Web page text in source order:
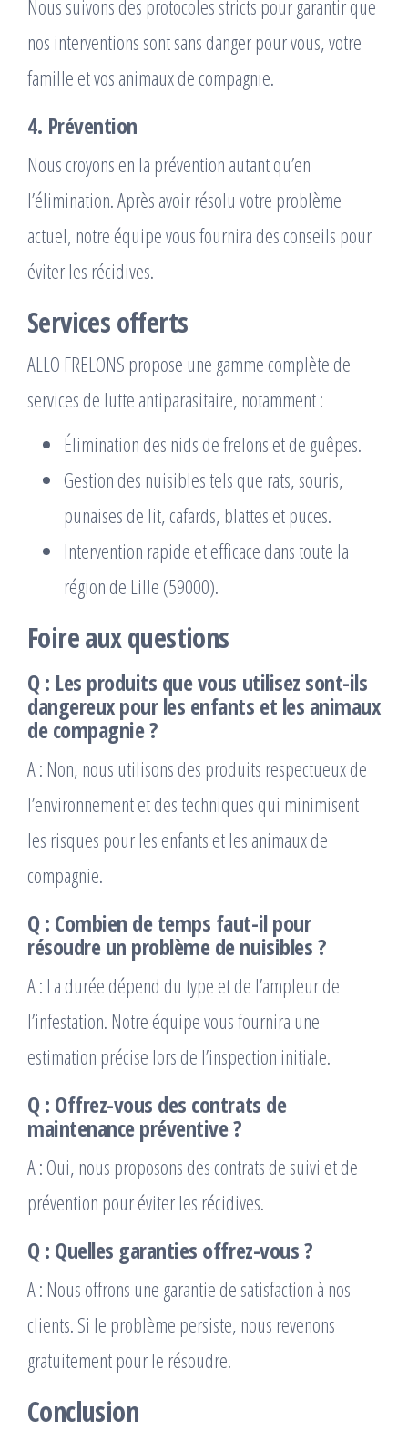
Nous suivons des protocoles stricts pour garantir que
nos interventions sont sans danger pour vous, votre
famille et vos animaux de compagnie.
4. Prévention
Nous croyons en la prévention autant qu’en
l’élimination. Après avoir résolu votre problème
actuel, notre équipe vous fournira des conseils pour
éviter les récidives.
Services offerts
ALLO FRELONS propose une gamme complète de
services de lutte antiparasitaire, notamment :
Élimination des nids de frelons et de guêpes.
Gestion des nuisibles tels que rats, souris,
punaises de lit, cafards, blattes et puces.
Intervention rapide et efficace dans toute la
région de Lille (59000).
Foire aux questions
Q : Les produits que vous utilisez sont-ils
dangereux pour les enfants et les animaux
de compagnie ?
A : Non, nous utilisons des produits respectueux de
l’environnement et des techniques qui minimisent
les risques pour les enfants et les animaux de
compagnie.
Q : Combien de temps faut-il pour
résoudre un problème de nuisibles ?
A : La durée dépend du type et de l’ampleur de
l’infestation. Notre équipe vous fournira une
estimation précise lors de l’inspection initiale.
Q : Offrez-vous des contrats de
maintenance préventive ?
A : Oui, nous proposons des contrats de suivi et de
prévention pour éviter les récidives.
Q : Quelles garanties offrez-vous ?
A : Nous offrons une garantie de satisfaction à nos
clients. Si le problème persiste, nous revenons
gratuitement pour le résoudre.
Conclusion